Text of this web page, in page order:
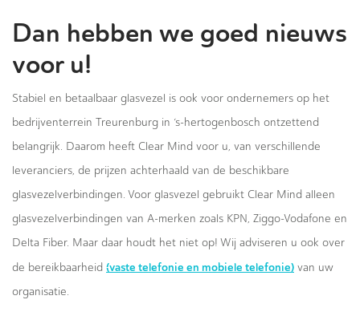
Dan hebben we goed nieuws
voor u!
Stabiel en betaalbaar glasvezel is ook voor ondernemers op het
bedrijventerrein Treurenburg in ‘s-hertogenbosch ontzettend
belangrijk. Daarom heeft Clear Mind voor u, van verschillende
leveranciers, de prijzen achterhaald van de beschikbare
glasvezelverbindingen. Voor glasvezel gebruikt Clear Mind alleen
glasvezelverbindingen van A-merken zoals KPN, Ziggo-Vodafone en
Delta Fiber. Maar daar houdt het niet op! Wij adviseren u ook over
de bereikbaarheid (vaste telefonie en mobiele telefonie) van uw
organisatie.